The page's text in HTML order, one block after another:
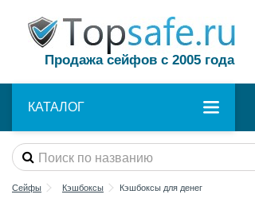
Продажа сейфов с 2005 года
КАТАЛОГ
Сейфы Кэшбоксы Кэшбоксы для денег